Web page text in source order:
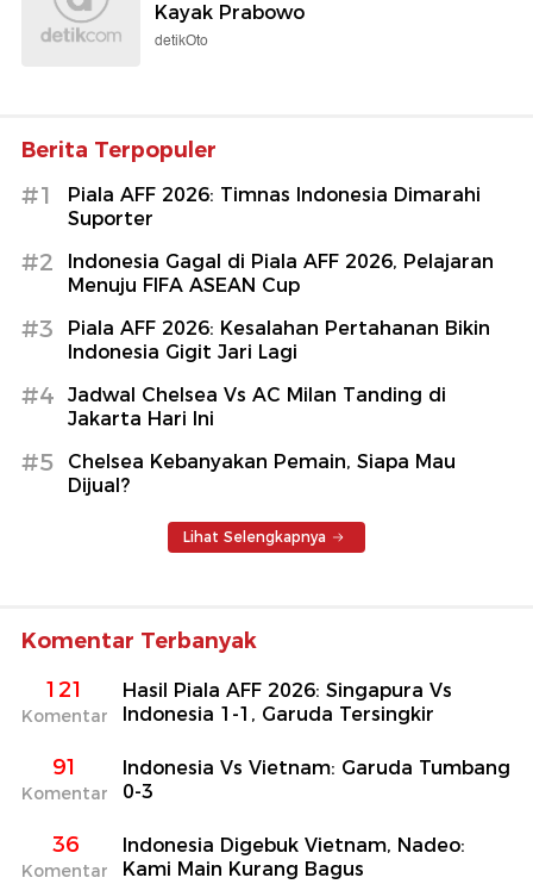
Kayak Prabowo
detikOto
Berita Terpopuler
#1
Piala AFF 2026: Timnas Indonesia Dimarahi
Suporter
#2
Indonesia Gagal di Piala AFF 2026, Pelajaran
Menuju FIFA ASEAN Cup
#3
Piala AFF 2026: Kesalahan Pertahanan Bikin
Indonesia Gigit Jari Lagi
#4
Jadwal Chelsea Vs AC Milan Tanding di
Jakarta Hari Ini
#5
Chelsea Kebanyakan Pemain, Siapa Mau
Dijual?
Lihat Selengkapnya
Komentar Terbanyak
121
Komentar
Hasil Piala AFF 2026: Singapura Vs
Indonesia 1-1, Garuda Tersingkir
91
Komentar
Indonesia Vs Vietnam: Garuda Tumbang
0-3
36
Komentar
Indonesia Digebuk Vietnam, Nadeo:
Kami Main Kurang Bagus